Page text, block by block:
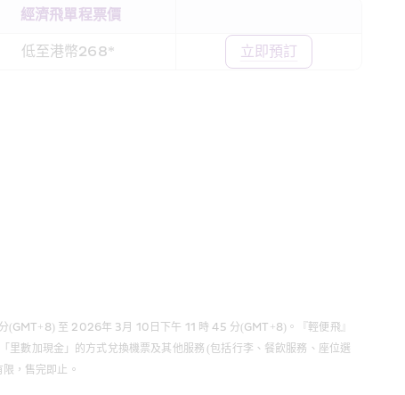
經濟飛單程票價
低至港幣268* 立即預訂
(GMT+8) 至 2026年 3月 10日下午 11 時 45 分(GMT+8)。『輕便飛』
數加現金」的方式兌換機票及其他服務 (包括行李、餐飲服務、座位選
限，售完即止。